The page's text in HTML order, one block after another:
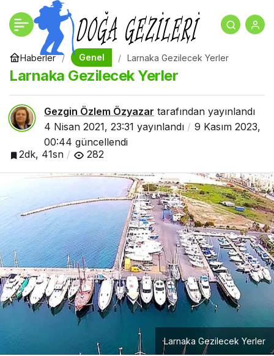
Haberler Genel Larnaka Gezilecek Yerler
Larnaka Gezilecek Yerler
Gezgin Özlem Özyazar tarafından yayınlandı
4 Nisan 2021, 23:31 yayınlandı
9 Kasım 2023,
00:44 güncellendi
2dk, 41sn
282
Larnaka Gezilecek Yerler
Seattle Gezilecek Yerler
– ABD
+ - Paylaş